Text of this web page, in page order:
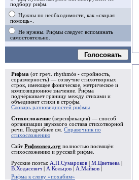
подбору рифм.
Нужны по необходимости, как «скорая
помощь».
Не нужны. Рифмы следует вспоминать
самостоятельно.
Голосовать
Рифма (от греч. rhythmós - стройность,
соразмерность) — созвучие стихотворных
строк, имеющее фоническое, метрическое и
композиционное значение. Рифма
подчёркивает границу между стихами и
объединяет стихи в строфы
Словарь разновидностей рифмы
Стихосложение (версификация) — способ
организации звукового состава стихотворной
речи. Подробнее см. Справочник по
стихосложению
Сайт Рифмовед.org полностью посвящён
стихосложению и русской рифме.
Русские поэты: А.П.Сумароков М.Цветаева
В.Ходасевич
А.Кольцов А.Майков
Рифма к слову «похабим»